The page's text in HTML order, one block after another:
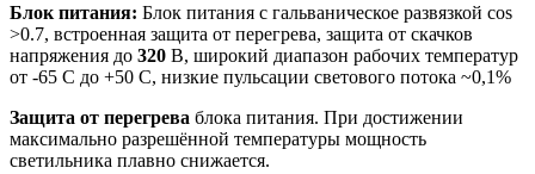
Блок питания: Блок питания с гальваническое развязкой cos
>0.7, встроенная защита от перегрева, защита от скачков
напряжения до 320 В, широкий диапазон рабочих температур
от -65 С до +50 С, низкие пульсации светового потока ~0,1%
Защита от перегрева блока питания. При достижении
максимально разрешённой температуры мощность
светильника плавно снижается.